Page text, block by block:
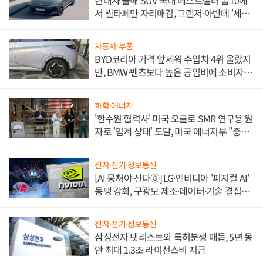
서 싼타페만 자리매김, 그랜저·아반떼 '세단
자동차·부품
BYD코리아 가격 앞세워 수입차 4위 올랐지
만, BMW·벤츠보다 높은 공임비에 소비자
화학·에너지
'한수원 협력사' 미국 오클로 SMR 연구용 원
자로 '임계 상태' 도달, 미국 에너지부 "중요
전자·전기·정보통신
[AI 뭉쳐야 산다⑧] LG·엔비디아 '피지컬 AI'
동맹 강화, 구광모 제조·데이터·기술 결집
전자·전기·정보통신
삼성전자 넷리스트와 특허분쟁 매듭, 5년 동
안 최대 1.3조 라이선스비 지급